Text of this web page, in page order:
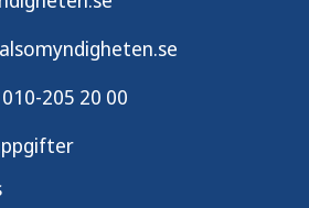
010-205 20 00